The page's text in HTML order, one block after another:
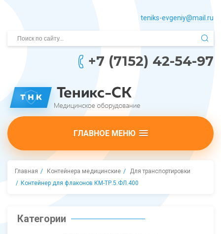
teniks-evgeniy@mail.­ru
+7 (7152) 42-54-97
ГЛАВНОЕ МЕНЮ
Главная Контейнера медицинские
Для транспортировки
Контейнер для флаконов КМ-ТР.5.ФЛ.400
Категории